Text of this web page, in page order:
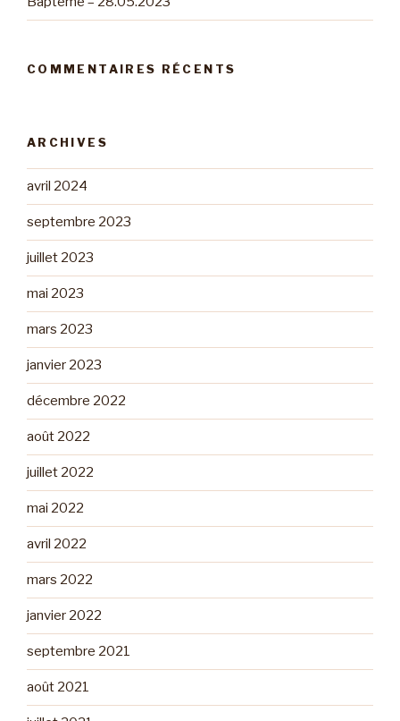
COMMENTAIRES RÉCENTS
ARCHIVES
avril 2024
septembre 2023
juillet 2023
mai 2023
mars 2023
janvier 2023
décembre 2022
août 2022
juillet 2022
mai 2022
avril 2022
mars 2022
janvier 2022
septembre 2021
août 2021